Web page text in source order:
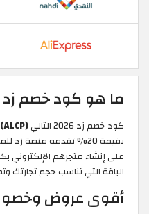
ما هو كود خصم زد 2026؟
كود خصم زد 2026 التالي (ALCP)
بقيمة 20% تقدمه منصة
على إنشاء متجرهم الإلكتروني
الباقة التي تناسب حجم تجارتك
أقوى عروض